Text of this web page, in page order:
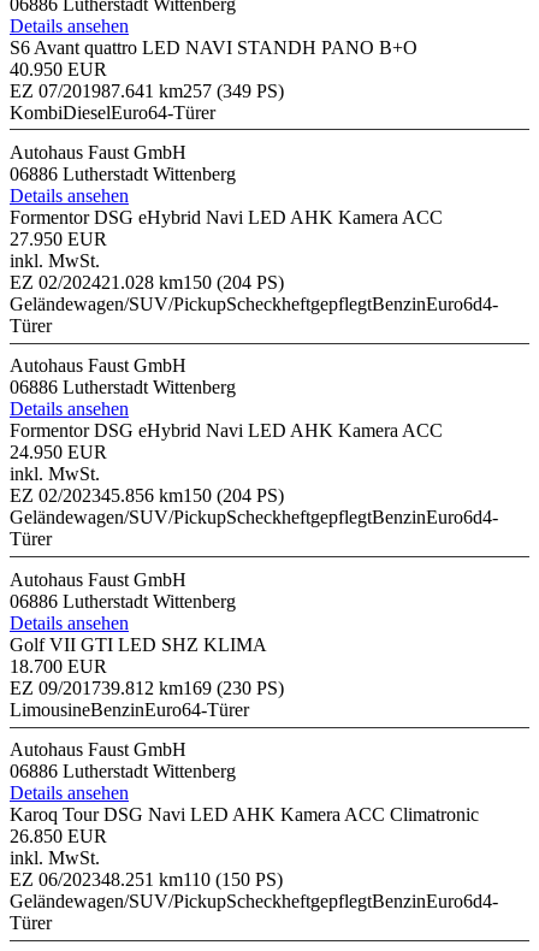
Details ansehen
S6 Avant quattro LED NAVI STANDH PANO B+O
40.950 EUR
EZ 07/201987.641 km257 (349 PS)
KombiDieselEuro64-Türer
Autohaus Faust GmbH
06886 Lutherstadt Wittenberg
Details ansehen
Formentor DSG eHybrid Navi LED AHK Kamera ACC
27.950 EUR
inkl. MwSt.
EZ 02/202421.028 km150 (204 PS)
Geländewagen/SUV/PickupScheckheftgepflegtBenzinEuro6d4-
Türer
Autohaus Faust GmbH
06886 Lutherstadt Wittenberg
Details ansehen
Formentor DSG eHybrid Navi LED AHK Kamera ACC
24.950 EUR
inkl. MwSt.
EZ 02/202345.856 km150 (204 PS)
Geländewagen/SUV/PickupScheckheftgepflegtBenzinEuro6d4-
Türer
Autohaus Faust GmbH
06886 Lutherstadt Wittenberg
Details ansehen
Golf VII GTI LED SHZ KLIMA
18.700 EUR
EZ 09/201739.812 km169 (230 PS)
LimousineBenzinEuro64-Türer
Autohaus Faust GmbH
06886 Lutherstadt Wittenberg
Details ansehen
Karoq Tour DSG Navi LED AHK Kamera ACC Climatronic
26.850 EUR
inkl. MwSt.
EZ 06/202348.251 km110 (150 PS)
Geländewagen/SUV/PickupScheckheftgepflegtBenzinEuro6d4-
Türer